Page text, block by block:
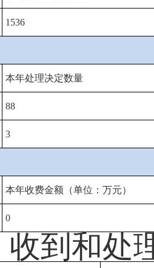
1536
本年处理决定数量
88
3
本年收费金额（单位：万元）
0
收到和处